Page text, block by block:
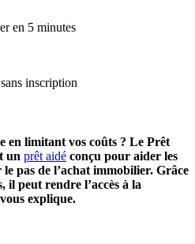
en 5 minutes
inscription
en limitant vos coûts ? Le Prêt
un prêt aidé conçu pour aider les
pas de l’achat immobilier. Grâce
il peut rendre l’accès à la
explique.